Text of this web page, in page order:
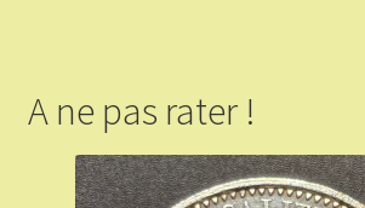
A ne pas rater !